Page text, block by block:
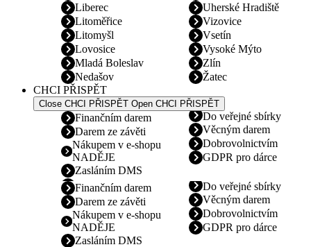
Liberec
Litoměřice
Litomyšl
Lovosice
Mladá Boleslav
Nedašov
Uherské Hradiště
Vizovice
Vsetín
Vysoké Mýto
Zlín
Žatec
CHCI PŘISPĚT
Close CHCI PŘISPĚT Open CHCI PŘISPĚT
Finančním darem
Darem ze závěti
Nákupem v e-shopu
NADĚJE
Zasláním DMS
Do veřejné sbírky
Věcným darem
Dobrovolnictvím
GDPR pro dárce
Finančním darem
Darem ze závěti
Nákupem v e-shopu
NADĚJE
Zasláním DMS
Do veřejné sbírky
Věcným darem
Dobrovolnictvím
GDPR pro dárce